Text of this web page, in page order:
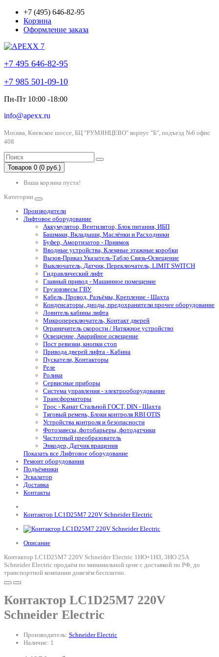
+7 (495) 646-82-95
Корзина
Оформление заказа
+7 495 646-82-95
+7 985 501-09-10
Пн-Пт 10:00 -18:00
info@apexx.ru
Москва, Киевское шоссе, БЦ "РУМЯНЦЕВО" корпус "Б", подъезд №6 офис
408
Товаров 0 (0 руб.)
Ваша корзина пуста!
Категории
Производители
Лифтовое оборудование
Аккумулятор, Вентилятор, Блок питания, ИБП
Башмаки, Вкладыши, Маслёнки и Расходники
Буфер, Амортизатор - Приямок
Вводные устройства, Клемные этажные коробки
Вызов-Приказ Указатель-Табло Связь-Освещение
Выключатель, Датчик, Переключатель, LIMIT SWITCH
Гидравлический лифт
Главный привод - Машинное помещение
Грузовзвесы ГВУ
Кабель, Провод, Разъёмы, Крепление - Шахта
Конденсаторы, диоды, предохранители прочее оборудование
Ловитель кабины лифта
Микропереключатель, Контакт дверей
Ограничитель скорости / Натяжное устройство
Освещение, Аварийное освещение
Пост ревизии, кнопки стоп
Привода дверей лифта - Кабина
Пускатели, Контакторы
Реле
Ролики
Сервисные приборы
Система управления - электрооборудование
Трансформаторы
Трос - Канат Стальной ГОСТ, DIN - Шахта
Тяговый ремень, Блоки контроля RBI OTIS
Устройства контроля и безопасности
Фотозавесы, фотобарьеры, фотодатчики
Частотный преобразователь
Энкодер, Датчик вращения
Показать все Лифтовое оборудование
Ремонт оборудования
Подъёмники
Эскалатор
Доставка
Контакты
Контактор LC1D25M7 220V Schneider Electric
Описание
Контактор LC1D25M7 220V Schneider Electric 1НО+1НЗ, 3НО 25А
Schneider Electric продаём по минимальной цене с доставкой по РФ, до
транспортной компании довезём бесплатно.
Контактор LC1D25M7 220V
Schneider Electric
Производитель: Schneider Electric
Наличие: 1